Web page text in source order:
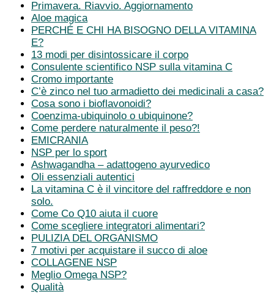
Primavera. Riavvio. Aggiornamento
Aloe magica
PERCHÉ E CHI HA BISOGNO DELLA VITAMINA
E?
13 modi per disintossicare il corpo
Consulente scientifico NSP sulla vitamina C
Cromo importante
C’è zinco nel tuo armadietto dei medicinali a casa?
Cosa sono i bioflavonoidi?
Coenzima-ubiquinolo o ubiquinone?
Come perdere naturalmente il peso?!
EMICRANIA
NSP per lo sport
Ashwagandha – adattogeno ayurvedico
Oli essenziali autentici
La vitamina C è il vincitore del raffreddore e non
solo.
Come Co Q10 aiuta il cuore
Come scegliere integratori alimentari?
PULIZIA DEL ORGANISMO
7 motivi per acquistare il succo di aloe
COLLAGENE NSP
Meglio Omega NSP?
Qualità